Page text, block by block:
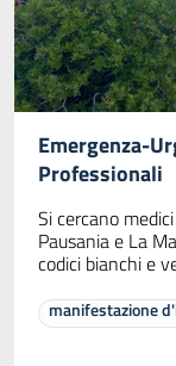
Emergenza-
Professionali
Si cercano
Pausania e La
codici bianchi e
manifestazione